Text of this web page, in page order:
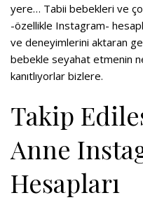
yere… Tabii bebekleri ve
-özellikle Instagram-
ve deneyimlerini aktaran
bebekle seyahat etmenin
kanıtlıyorlar bizlere.
Takip
Anne
Hesapları